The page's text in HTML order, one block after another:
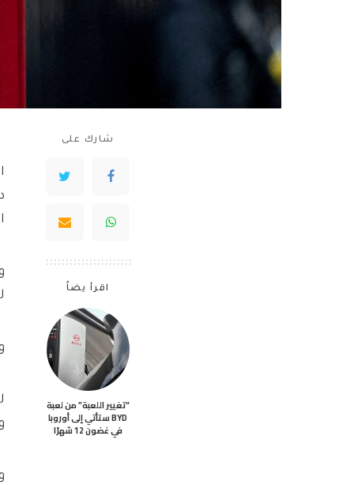
شارك على
اقرأ يضاً
“تغيير اللعبة” من لعبة
BYD ستأتي إلى أوروبا
في غضون 12 شهرًا